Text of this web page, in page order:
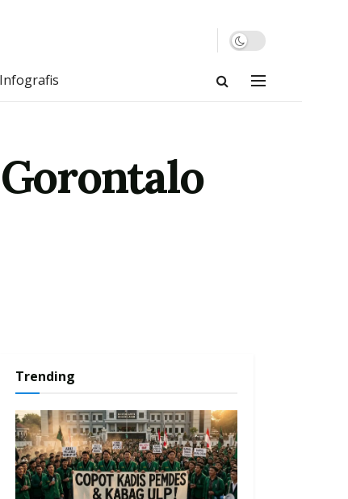
Infografis
Trending